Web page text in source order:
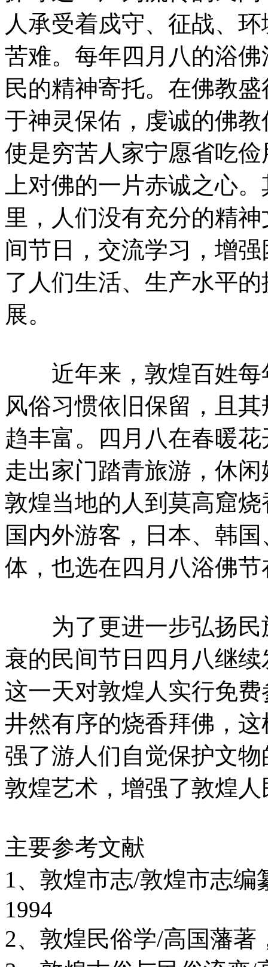
人承受着戍守、征战、
苦难。每年四月八的浴
民的精神寄托。在佛教
于神灵保佑，虔诚的佛
使是穷苦人家宁愿省吃
上对佛的一片赤诚之心
里，人们没有充分的精
间节日，交流学习，增
了人们生活、生产水平
展。
近年来，敦煌百姓每
风俗习惯依旧保留，且
趋丰富。四月八在春暖
走出家门踏青旅游，休
敦煌当地的人到莫高窟
国内外游客，日本、韩
体，也选在四月八浴佛
为了更进一步弘扬民
衰的民间节日四月八继
这一天对敦煌人实行免
井然有序的烧香拜佛，
强了游人们自觉保护文
敦煌艺术，增强了敦煌
主要参考文献
1、敦煌市志/敦煌市志
1994
2、敦煌民俗学/高国藩著